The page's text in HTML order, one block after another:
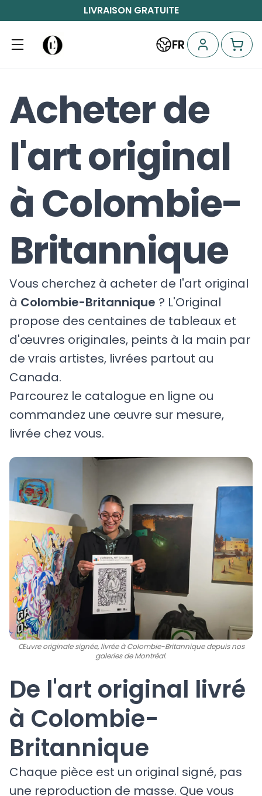
LIVRAISON GRATUITE
FR
Acheter de
l'art original
à Colombie-
Britannique
Vous cherchez à acheter de l'art original
à Colombie-Britannique ? L'Original
propose des centaines de tableaux et
d'œuvres originales, peints à la main par
de vrais artistes, livrées partout au
Canada.
Parcourez le catalogue en ligne ou
commandez une œuvre sur mesure,
livrée chez vous.
Œuvre originale signée, livrée à Colombie-Britannique depuis nos
galeries de Montréal.
De l'art original livré
à Colombie-
Britannique
Chaque pièce est un original signé, pas
une reproduction de masse. Que vous